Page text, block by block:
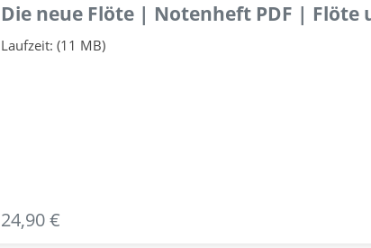
Die neue Flöte | Notenheft PDF | Flöte
Laufzeit: (11 MB)
24,90 €